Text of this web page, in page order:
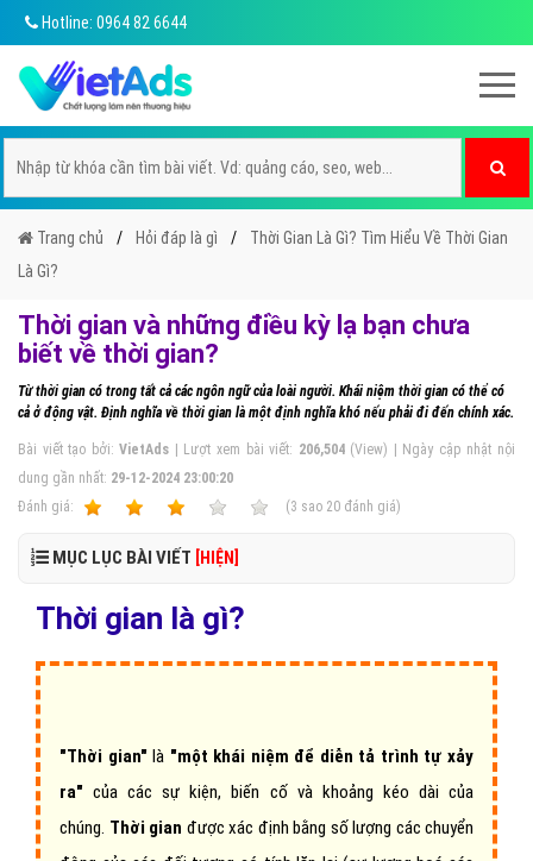
Hotline: 0964 82 6644
Trang chủ Hỏi đáp là gì
Thời Gian Là Gì? Tìm Hiểu Về Thời Gian
Là Gì?
Thời gian và những điều kỳ lạ bạn chưa
biết về thời gian?
Từ thời gian có trong tất cả các ngôn ngữ của loài người. Khái niệm thời gian có thể có
cả ở động vật. Định nghĩa về thời gian là một định nghĩa khó nếu phải đi đến chính xác.
Bài viết tạo bởi:VietAds | Lượt xem bài viết: 206,504(View) | Ngày cập nhật nội
dung gần nhất: 29-12-2024 23:00:20
Ðánh giá:
(3 sao 20 đánh giá)
MỤC LỤC BÀI VIẾT [HIỆN]
Thời gian là gì?
"Thời gian"là "một khái niệm để diễn tả trình tự xảy
ra"của các sự kiện, biến cố và khoảng kéo dài của
chúng. Thời gian được xác định bằng số lượng các chuyển